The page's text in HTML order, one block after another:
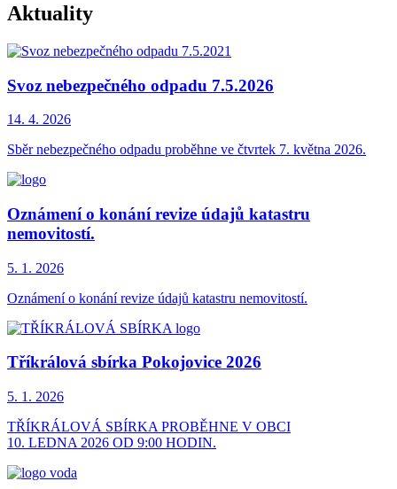
Aktuality
Svoz nebezpečného odpadu 7.5.2026
14. 4. 2026
Sběr nebezpečného odpadu proběhne ve čtvrtek 7. května 2026.
Oznámení o konání revize údajů katastru
nemovitostí.
5. 1. 2026
Oznámení o konání revize údajů katastru nemovitostí.
Tříkrálová sbírka Pokojovice 2026
5. 1. 2026
TŘÍKRÁLOVÁ SBÍRKA PROBĚHNE V OBCI
10. LEDNA 2026 OD 9:00 HODIN.